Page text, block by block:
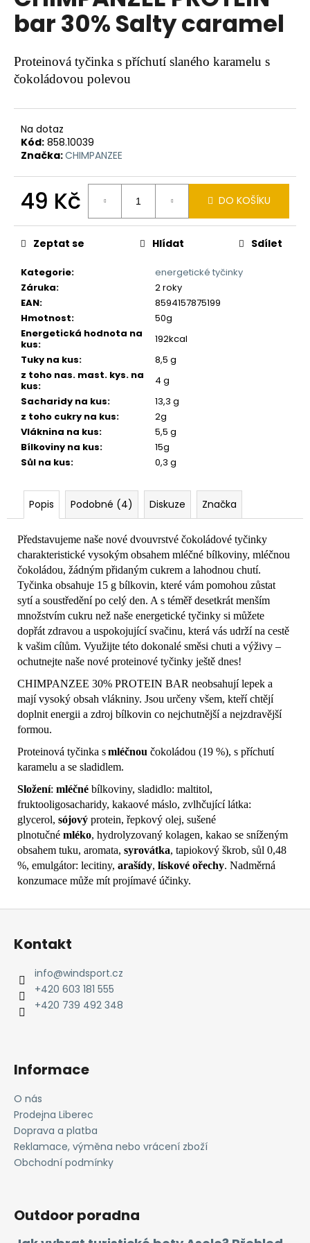
0,0
hvězdiček.
bar 30% Salty caramel
Proteinová tyčinka s příchutí slaného karamelu s
čokoládovou polevou
Na dotaz
Kód: 858.10039
Značka:CHIMPANZEE
49 Kč
cena:
DO KOŠÍKU
Kategorie:
energetické tyčinky
Záruka:
2 roky
EAN:
8594157875199
Hmotnost:
50g
Energetická hodnota na
kus:
192kcal
Tuky na kus:
8,5 g
z toho nas. mast. kys. na
kus:
4 g
Sacharidy na kus:
13,3 g
z toho cukry na kus:
2g
Vláknina na kus:
5,5 g
Bílkoviny na kus:
15g
Sůl na kus: 0,3 g
Zeptat se Hlídat Sdílet
Popis Podobné (4) Diskuze Značka
Představujeme naše nové dvouvrstvé čokoládové tyčinky
charakteristické vysokým obsahem mléčné bílkoviny, mléčnou
čokoládou, žádným přidaným cukrem a lahodnou chutí.
Tyčinka obsahuje 15 g bílkovin, které vám pomohou zůstat
sytí a soustředění po celý den. A s téměř desetkrát menším
množstvím cukru než naše energetické tyčinky si můžete
dopřát zdravou a uspokojující svačinu, která vás udrží na cestě
k vašim cílům. Využijte této dokonalé směsi chuti a výživy –
ochutnejte naše nové proteinové tyčinky ještě dnes!
CHIMPANZEE 30% PROTEIN BAR neobsahují lepek a
mají vysoký obsah vlákniny. Jsou určeny všem, kteří chtějí
doplnit energii a zdroj bílkovin co nejchutnější a nejzdravější
formou.
Proteinová tyčinka smléčnou čokoládou (19 %), s příchutí
karamelu a se sladidlem.
Složení: mléčné bílkoviny, sladidlo: maltitol,
fruktooligosacharidy, kakaové máslo, zvlhčující látka:
glycerol, sójový protein, řepkový olej, sušené
plnotučné mléko, hydrolyzovaný kolagen, kakao se sníženým
obsahem tuku, aromata, syrovátka, tapiokový škrob, sůl 0,48
%, emulgátor: lecitiny, arašídy, lískové ořechy. Nadměrná
konzumace může mít projímavé účinky.
a
j
í
t
?
D
o
p
o
u
č
u
e
m
e
Z
Kontakt
info@windsport.cz
+420 603 181 555
+420 739 492 348
Informace
O nás
Prodejna Liberec
Doprava a platba
Reklamace, výměna nebo vrácení zboží
Obchodní podmínky
Outdoor poradna